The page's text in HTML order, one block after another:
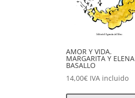
AMOR Y VIDA.
MARGARITA Y ELENA
BASALLO
14,00€ IVA incluido